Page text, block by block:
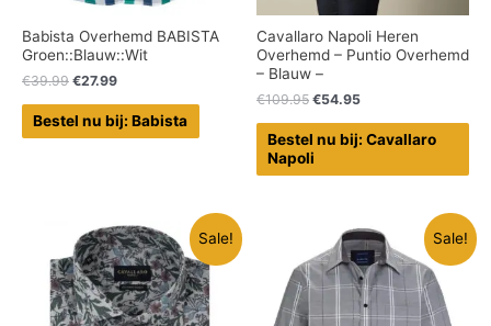
Babista Overhemd BABISTA
Groen::Blauw::Wit
€39.99 €27.99
Bestel nu bij: Babista
Cavallaro Napoli Heren
Overhemd – Puntio Overhemd
– Blauw –
€109.95 €54.95
Bestel nu bij: Cavallaro
Napoli
Sale! Sale!